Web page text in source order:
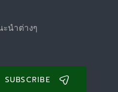
ะนำต่างๆ
SUBSCRIBE